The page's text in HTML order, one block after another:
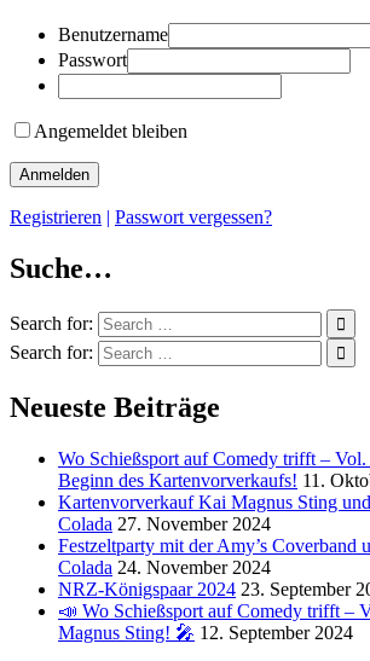
Benutzername
Passwort
Angemeldet bleiben
Registrieren | Passwort vergessen?
Suche…
Search for:
Search for:
Neueste Beiträge
Wo Schießsport auf Comedy trifft –
Beginn des Kartenvorverkaufs! 11.
Kartenvorverkauf Kai Magnus Sting
Colada 27. November 2024
Festzeltparty mit der Amy’s Coverband
Colada 24. November 2024
NRZ-Königspaar 2024 23. September
📣 Wo Schießsport auf Comedy trifft –
Magnus Sting! 🎤 12. September 2024